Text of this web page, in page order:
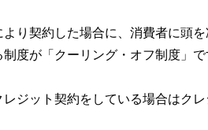
り契約した場合に、消費者に頭を
度が「クーリング・オフ制度」で
ジット契約をしている場合はク